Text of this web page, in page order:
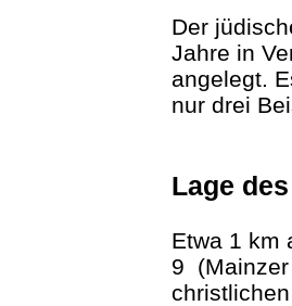
Der
Jahre in
angelegt.
nur drei
Lage
Etwa 1 km
9 (Mainzer